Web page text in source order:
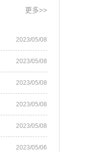
更多>>
2023/05/08
2023/05/08
2023/05/08
2023/05/08
2023/05/08
2023/05/06